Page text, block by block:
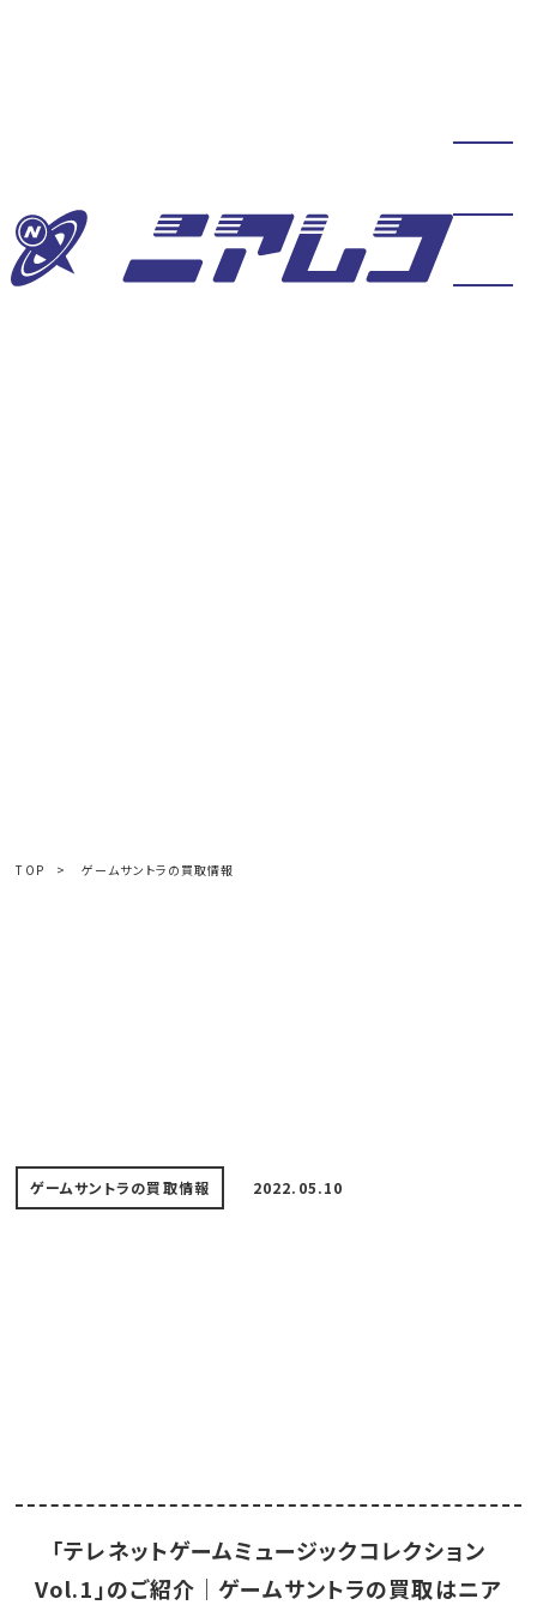
TOP > ゲームサントラの買取情報
ゲームサントラの買取情報 2022.05.10
「テレネットゲームミュージックコレクション
Vol.1」のご紹介｜ゲームサントラの買取はニア